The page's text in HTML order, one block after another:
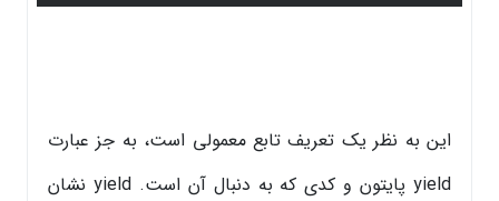
این به نظر یک تعریف تابع معمولی است، به جز عبارت
yield پایتون و کدی که به دنبال آن است. yield نشان